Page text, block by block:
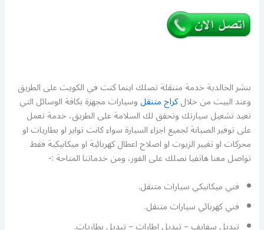
بنشر الخالدية خدمة متنقلة تصلك اينما كنت في الكويت على الطريق
وعند البيت من خلالكراج متنقلوسيارات مجهزة بكافة الوسائل التي
تعيد تشغيل سيارتك وتحقق لك السلامة على الطريق، خدمة تعمل
على توفير الصيانة لجميع اجزاء السيارة سواء كانت تواير او بطاريات او
محركات او تغيير الزيوت او اصلاح اعطال كهربائية او ميكانيكية فقط
تواصل معنا هاتفيا نصلك على الفور، ومن خدماتنا المتاحة :-
فني ميكانيكي سيارات متنقل.
فني كهربائي سيارات متنقل.